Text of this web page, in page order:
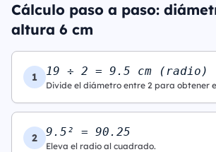
Cálculo paso a paso:
altura 6 cm
1 19 ÷ 2 = 9.5 cm (radio)
Divide el diámetro entre 2 para obtener
2 9.5² = 90.25
Eleva el radio al cuadrado.